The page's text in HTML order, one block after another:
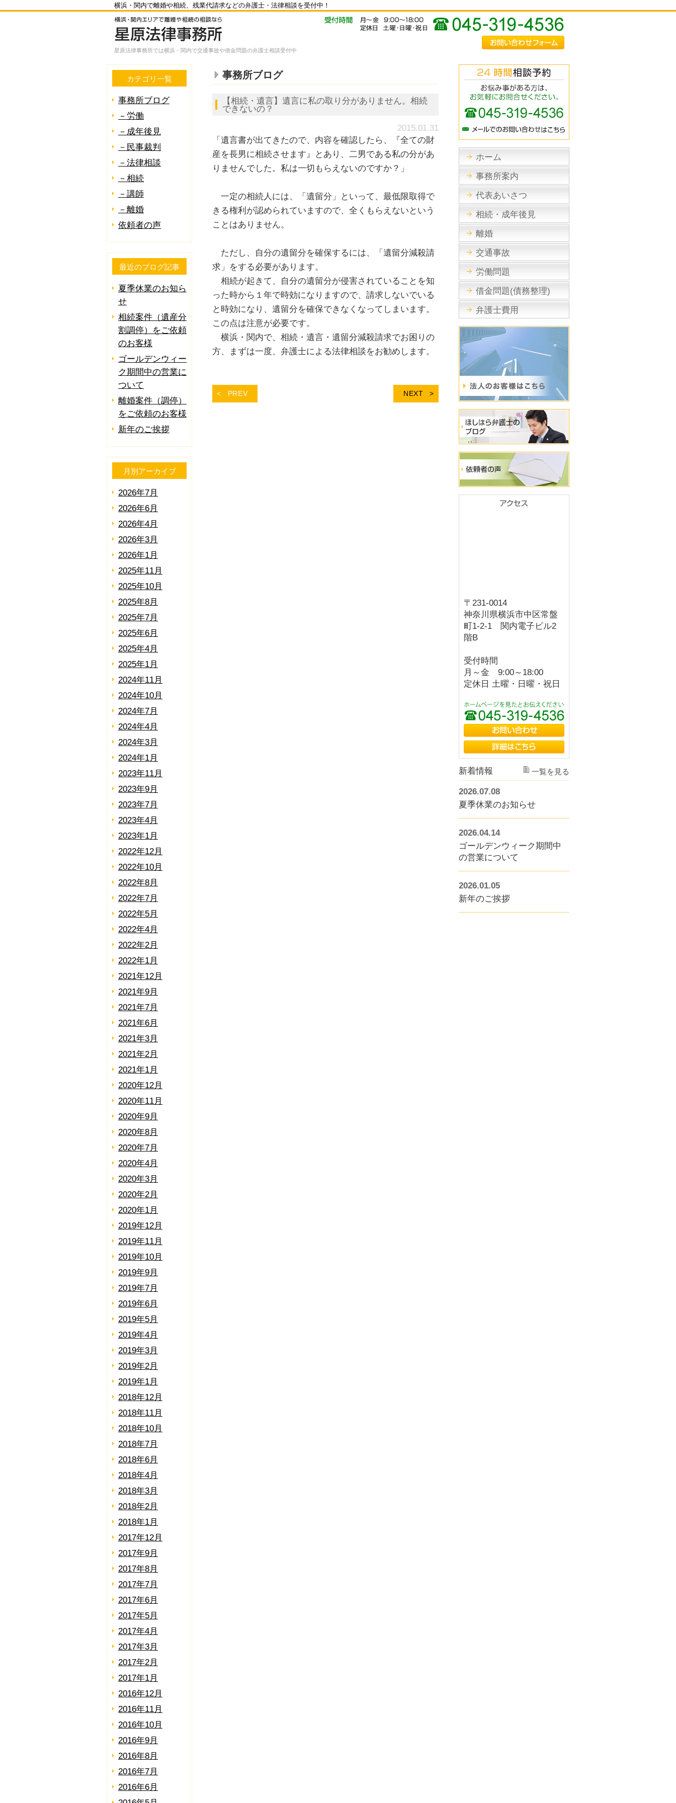
横浜・関内で離婚や相続、残業代請求などの弁護士・法律相談を受付中！
星原法律事務所では横浜・関内で交通事故や借金問題の弁護士相談受付中
事務所ブログ
【相続・遺言】遺言に私の取り分がありません。相続
できないの？
2015.01.31
「遺言書が出てきたので、内容を確認したら、『全ての財
産を長男に相続させます』とあり、二男である私の分があ
りませんでした。私は一切もらえないのですか？」
一定の相続人には、「遺留分」といって、最低限取得で
きる権利が認められていますので、全くもらえないという
ことはありません。
ただし、自分の遺留分を確保するには、「遺留分減殺請
求」をする必要があります。
相続が起きて、自分の遺留分が侵害されていることを知
った時から１年で時効になりますので、請求しないでいる
と時効になり、遺留分を確保できなくなってしまいます。
この点は注意が必要です。
横浜・関内で、相続・遺言・遺留分減殺請求でお困りの
方、まずは一度、弁護士による法律相談をお勧めします。
PREV NEXT
カテゴリ一覧
事務所ブログ
－労働
－成年後見
－民事裁判
－法律相談
－相続
－講師
－離婚
依頼者の声
最近のブログ記事
夏季休業のお知ら
せ
相続案件（遺産分
割調停）をご依頼
のお客様
ゴールデンウィー
ク期間中の営業に
ついて
離婚案件（調停）
をご依頼のお客様
新年のご挨拶
月別アーカイブ
2026年7月
2026年6月
2026年4月
2026年3月
2026年1月
2025年11月
2025年10月
2025年8月
2025年7月
2025年6月
2025年4月
2025年1月
2024年11月
2024年10月
2024年7月
2024年4月
2024年3月
2024年1月
2023年11月
2023年9月
2023年7月
2023年4月
2023年1月
2022年12月
2022年10月
2022年8月
2022年7月
2022年5月
2022年4月
2022年2月
2022年1月
2021年12月
2021年9月
2021年7月
2021年6月
2021年3月
2021年2月
2021年1月
2020年12月
2020年11月
2020年9月
2020年8月
2020年7月
2020年4月
2020年3月
2020年2月
2020年1月
2019年12月
2019年11月
2019年10月
2019年9月
2019年7月
2019年6月
2019年5月
2019年4月
2019年3月
2019年2月
2019年1月
2018年12月
2018年11月
2018年10月
2018年7月
2018年6月
2018年4月
2018年3月
2018年2月
2018年1月
2017年12月
2017年9月
2017年8月
2017年7月
2017年6月
2017年5月
2017年4月
2017年3月
2017年2月
2017年1月
2016年12月
2016年11月
2016年10月
2016年9月
2016年8月
2016年7月
2016年6月
ホーム
事務所案内
代表あいさつ
相続・成年後見
離婚
交通事故
労働問題
借金問題(債務整理)
弁護士費用
〒231-0014
神奈川県横浜市中区常盤
町1-2-1 関内電子ビル2
階B
受付時間
月～金 9:00～18:00
定休日 土曜・日曜・祝日
新着情報 一覧を見る
2026.07.08
夏季休業のお知らせ
2026.04.14
ゴールデンウィーク期間中
の営業について
2026.01.05
新年のご挨拶